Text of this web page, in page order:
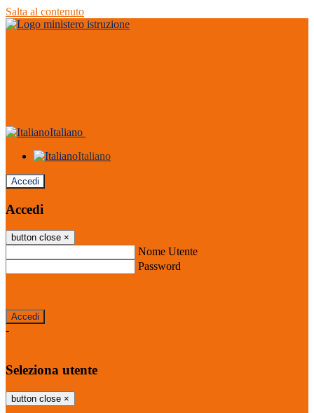
Salta al contenuto
Italiano
Italiano
Accedi
Accedi
button close ×
Nome Utente
Password
-
Seleziona utente
button close ×